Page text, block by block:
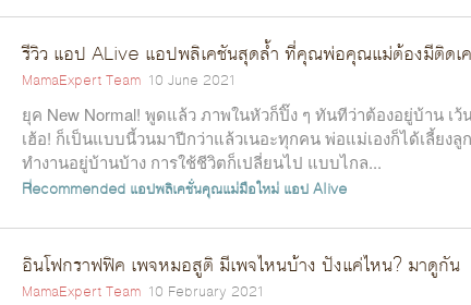
รีวิว แอป ALive แอปพลิเคชันสุดล้ำ ที่คุณพ่อคุณแม่ต้องมีติดเ
MamaExpert Team 10 June 2021
ยุค New Normal! พูดแล้ว ภาพในหัวก็ปิ๊ง ๆ ทันทีว่าต้องอยู่บ้าน เว้
เฮ้อ! ก็เป็นแบบนี้วนมาปีกว่าแล้วเนอะทุกคน พ่อแม่เองก็ได้เลี้ยงลู
ทำงานอยู่บ้านบ้าง การใช้ชีวิตก็เปลี่ยนไป แบบไกล...
Recommended แอปพลิเคชั่นคุณแม่มือใหม่ แอป Alive
อินโฟกราฟฟิค เพจหมอสูติ มีเพจไหนบ้าง ปังแค่ไหน? มาดูกัน
MamaExpert Team 10 February 2021